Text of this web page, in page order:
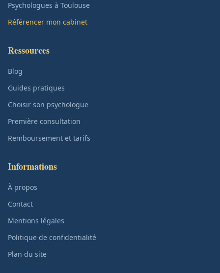
Psychologues à Toulouse
Référencer mon cabinet
Ressources
Blog
Guides pratiques
Choisir son psychologue
Première consultation
Remboursement et tarifs
Informations
À propos
Contact
Mentions légales
Politique de confidentialité
Plan du site